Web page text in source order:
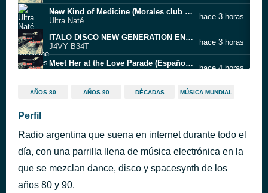
New Kind of Medicine (Morales club mix)
Ultra Naté
hace 3 horas
ITALO DISCO NEW GENERATION ENERO 2023
J4VY B34T
hace 3 horas
Meet Her at the Love Parade (Español vocal dub)
hace 4 horas
ITALO DISCO NEW GENERATION ENERO 2023
hace 4 horas
What You Got 4 Me
Signum
ITALO DISCO NEW GENERATION ENERO 2023
hace 6 horas
AÑOS 80 AÑOS 90 DÉCADAS MÚSICA MUNDIAL
Perfil
Radio argentina que suena en internet durante todo el
día, con una parrilla llena de música electrónica en la
que se mezclan dance, disco y spacesynth de los
años 80 y 90.